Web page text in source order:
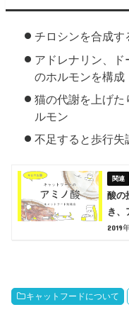
チロシンを合成す
アドレナリン、
のホルモンを構成
猫の代謝を上げた
ルモン
不足すると歩行失
酸の
き、
2019
キャットフードについて